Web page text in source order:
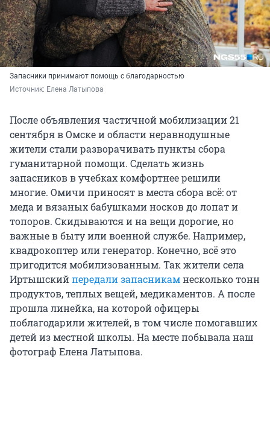
Запасники принимают помощь с благодарностью
Источник: Елена Латыпова
После объявления частичной мобилизации 21
сентября в Омске и области неравнодушные
жители стали разворачивать пункты сбора
гуманитарной помощи. Сделать жизнь
запасников в учебках комфортнее решили
многие. Омичи приносят в места сбора всё: от
меда и вязаных бабушками носков до лопат и
топоров. Скидываются и на вещи дорогие, но
важные в быту или военной службе. Например,
квадрокоптер или генератор. Конечно, всё это
пригодится мобилизованным. Так жители села
Иртышскийпередали запасникамнесколько тонн
продуктов, теплых вещей, медикаментов. А после
прошла линейка, на которой офицеры
поблагодарили жителей, в том числе помогавших
детей из местной школы. На месте побывала наш
фотограф Елена Латыпова.